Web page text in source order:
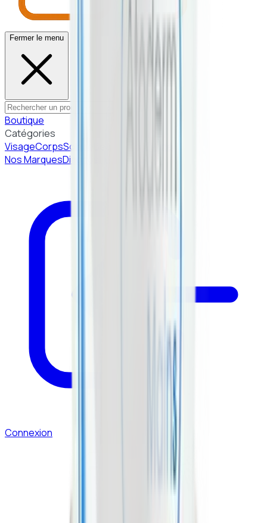
Fermer le menu
Boutique
Catégories
VisageCorpsSolaire
Nos MarquesDiagnostic peau
Connexion